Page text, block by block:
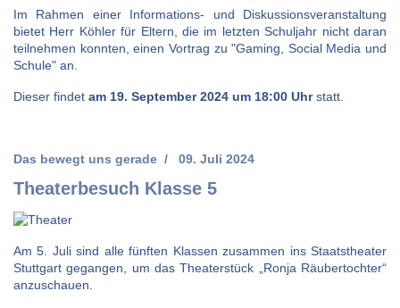
Im Rahmen einer Informations- und Diskussionsveranstaltung
bietet Herr Köhler für Eltern, die im letzten Schuljahr nicht daran
teilnehmen konnten, einen Vortrag zu "Gaming, Social Media und
Schule" an.
Dieser findet am 19. September 2024 um 18:00 Uhrstatt.
Theaterbesuch Klasse 5
Das bewegt uns gerade 09. Juli 2024
Am 5. Juli sind alle fünften Klassen zusammen ins Staatstheater
Stuttgart gegangen, um das Theaterstück „Ronja Räubertochter“
anzuschauen.